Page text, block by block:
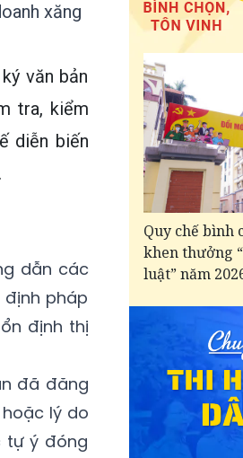
xăng
văn bản
tra, kiểm
diễn biến
dẫn các
pháp
định thị
đã đăng
lý do
tự ý đóng
Quy chế bình
khen thưởng
luật” năm